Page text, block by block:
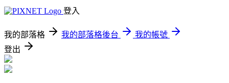
登入
我的部落格 我的部落格後台
我的帳號
登出